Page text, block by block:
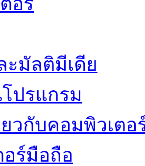
มัลติมีเดีย
ปรแกรม
วกับคอมพิวเตอ
ร์มือถือ